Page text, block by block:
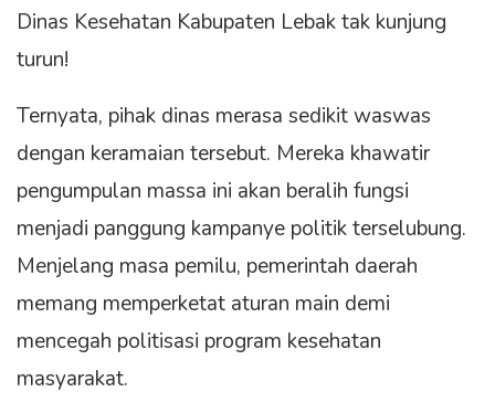
Dinas Kesehatan Kabupaten Lebak tak kunjung
turun!
Ternyata, pihak dinas merasa sedikit waswas
dengan keramaian tersebut. Mereka khawatir
pengumpulan massa ini akan beralih fungsi
menjadi panggung kampanye politik terselubung.
Menjelang masa pemilu, pemerintah daerah
memang memperketat aturan main demi
mencegah politisasi program kesehatan
masyarakat.